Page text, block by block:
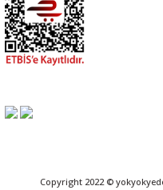
Copyright 2022 ©